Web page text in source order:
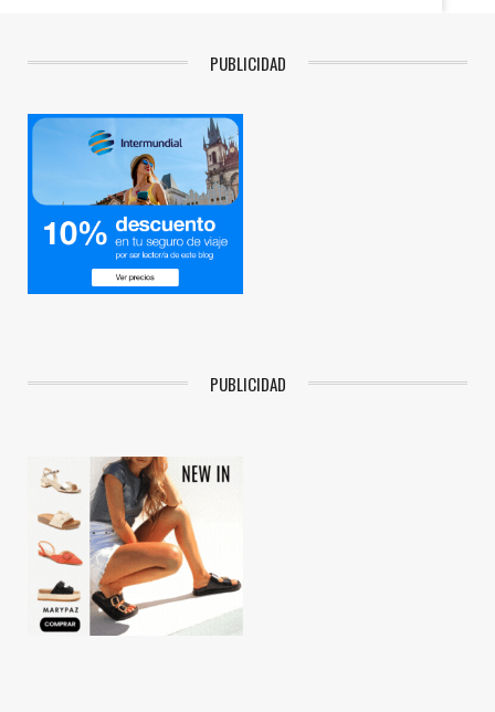
PUBLICIDAD
PUBLICIDAD